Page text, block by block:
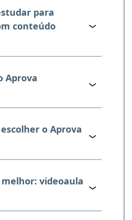
para
conteúdo
Aprova
o Aprova
melhor: videoaula